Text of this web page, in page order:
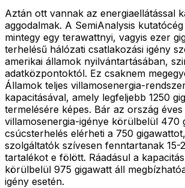
Aztán ott vannak az energiaellátással
aggodalmak. A SemiAnalysis
mintegy egy terawattnyi, vagyis ezer
terhelésű hálózati csatlakozási igény
amerikai államok nyilvántartásában,
adatközpontoktól. Ez csaknem
Államok teljes villamosenergia-
kapacitásával, amely legfeljebb 1250
termelésére képes. Bár az ország éves
villamosenergia-igénye körülbelül 470
csúcsterhelés elérheti a 750
szolgáltatók szívesen fenntartanak 15-
tartalékot e fölött. Ráadásul a
körülbelül 975 gigawatt áll
igény esetén.